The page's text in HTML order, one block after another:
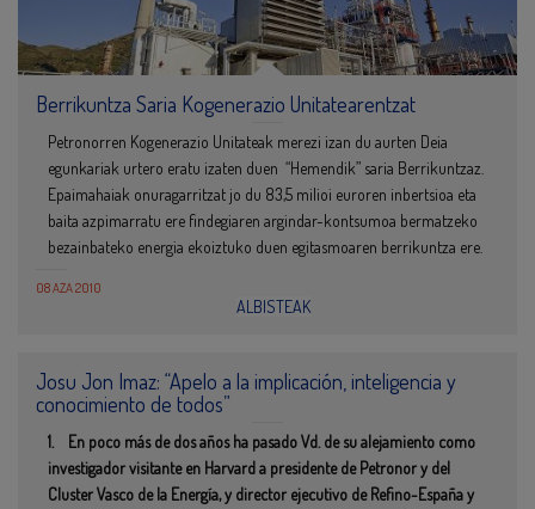
Berrikuntza Saria Kogenerazio Unitatearentzat
Petronorren Kogenerazio Unitateak merezi izan du aurten Deia
egunkariak urtero eratu izaten duen “Hemendik” saria Berrikuntzaz.
Epaimahaiak onuragarritzat jo du 83,5 milioi euroren inbertsioa eta
baita azpimarratu ere findegiaren argindar-kontsumoa bermatzeko
bezainbateko energia ekoiztuko duen egitasmoaren berrikuntza ere.
08 AZA 2010
ALBISTEAK
Josu Jon Imaz: “Apelo a la implicación, inteligencia y
conocimiento de todos”
1. En poco más de dos años ha pasado Vd. de su alejamiento como
investigador visitante en Harvard a presidente de Petronor y del
Cluster Vasco de la Energía, y director ejecutivo de Refino-España y